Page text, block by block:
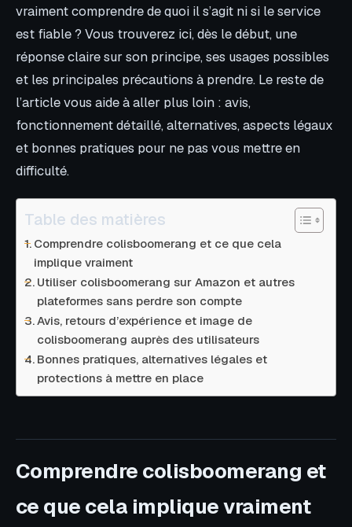
vraiment comprendre de quoi il s’agit ni si le service
est fiable ? Vous trouverez ici, dès le début, une
réponse claire sur son principe, ses usages possibles
et les principales précautions à prendre. Le reste de
l’article vous aide à aller plus loin : avis,
fonctionnement détaillé, alternatives, aspects légaux
et bonnes pratiques pour ne pas vous mettre en
difficulté.
Table des matières
Comprendre colisboomerang et ce que cela
implique vraiment
Utiliser colisboomerang sur Amazon et autres
plateformes sans perdre son compte
Avis, retours d’expérience et image de
colisboomerang auprès des utilisateurs
Bonnes pratiques, alternatives légales et
protections à mettre en place
Comprendre colisboomerang et
ce que cela implique vraiment